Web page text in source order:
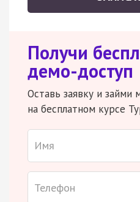
Получи
демо-доступ
Оставь заявку и займи
на бесплатном курсе